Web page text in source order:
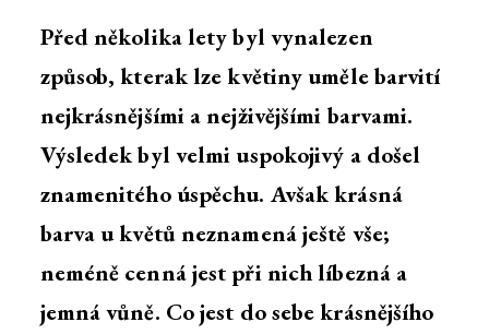
Před několika lety byl vynalezen
způsob, kterak lze květiny uměle barvití
nejkrásnějšími a nejživějšími barvami.
Výsledek byl velmi uspokojivý a došel
znamenitého úspěchu. Avšak krásná
barva u květů neznamená ještě vše;
neméně cenná jest při nich líbezná a
jemná vůně. Co jest do sebe krásnějšího